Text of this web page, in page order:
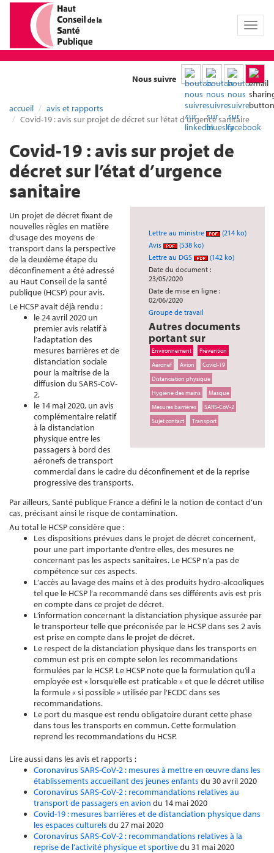
Toggle
Nous suivre
accueil
avis et rapports
Covid-19 : avis sur projet de décret sur l’état d’urgence sanitaire
Covid-19 : avis sur projet de
décret sur l’état d’urgence
sanitaire
Lettre au ministre
(214 ko)
Avis
(538 ko)
Lettre au DGS
(142 ko)
Date du document :
23/05/2020
Date de mise en ligne :
02/06/2020
Groupe de travail
Autres documents
portant sur
Environnement
Prévention
Aéronef
Avion
Covid-19
Distanciation physique
Hygiène des mains
Masque
Mesures barrières
SARS-CoV-2
Sujet contact
Transport
Un projet de décret fixant de
nouvelles règles en matière
d’usage des moyens de
transport dans la perspective
de la deuxième étape du
déconfinement a été adressé
au Haut Conseil de la santé
publique (HCSP) pour avis.
Le HCSP avait déjà rendu :
le 24 avril 2020 un
premier avis relatif à
l’adaptation des
mesures barrières et de
distanciation sociale
pour la maîtrise de la
diffusion du SARS-CoV-
2,
le 14 mai 2020, un avis
complémentaire relatif
à la distanciation
physique entre les
passagers à bord des
aéronefs de transport
commercial dans le cadre du déconfinement et de la reprise
progressive des transports.
Par ailleurs, Santé publique France a défini le la notion de contact d’un
cas, précisant ainsi le risque de contamination.
Au total le HCSP considère que :
Les dispositions prévues dans le projet de décret concernent,
pour une part importante d’entre elles, des mesures ne
concernant pas les aspects sanitaires. Le HCSP n’a pas de
compétence sur ces aspects.
L’accès au lavage des mains et à des produits hydro-alcooliques
tel que le HCSP l’a recommandé dans ses différents avis est pris
en compte dans ce projet de décret.
L’information concernant la distanciation physique assurée par
le transporteur telle que préconisée par le HCSP dans ses 2 avis
est prise en compte dans le projet de décret.
Le respect de la distanciation physique dans les transports en
commun est pris en compte selon les recommandations
formulées par le HCSP. Le HCSP note que la formulation qu’il a
employée est « lorsqu’elle est praticable » et que le décret utilise
la formule « si possible » utilisée par l’ECDC dans ses
recommandations.
Le port du masque est rendu obligatoire durant cette phase
dans tous les transports en commun. Cette formulation
reprend les recommandations du HCSP.
Lire aussi dans les avis et rapports :
Coronavirus SARS-CoV-2 : mesures à mettre en œuvre dans les
établissements accueillant des jeunes enfants du 30 avril 2020
Coronavirus SARS-CoV-2 : recommandations relatives au
transport de passagers en avion du 14 mai 2020
Covid-19 : mesures barrières et de distanciation physique dans
les espaces culturels du 27 mai 2020
Coronavirus SARS-CoV-2 : recommandations relatives à la
reprise de l’activité physique et sportivedu 31 mai 2020